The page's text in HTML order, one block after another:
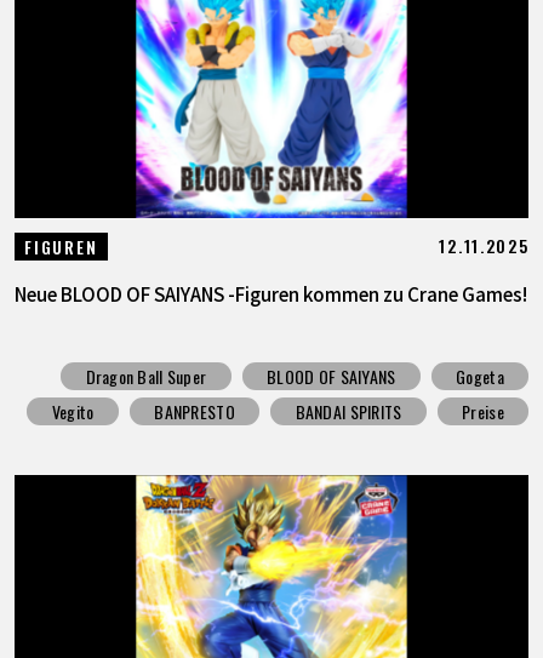
FIGUREN 12.11.2025
Neue BLOOD OF SAIYANS -Figuren kommen zu Crane Games!
Dragon Ball Super BLOOD OF SAIYANS
Gogeta
Vegito
BANPRESTO BANDAI SPIRITS Preise